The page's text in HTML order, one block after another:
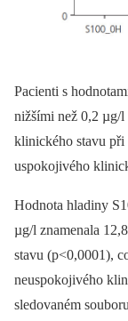
Pacienti s
nižšími než 0,2 µg/
klinického stavu při
uspokojivého
Hodnota hladiny
µg/l znamenala
stavu (p<0,0001),
neuspokojivého
sledovaném